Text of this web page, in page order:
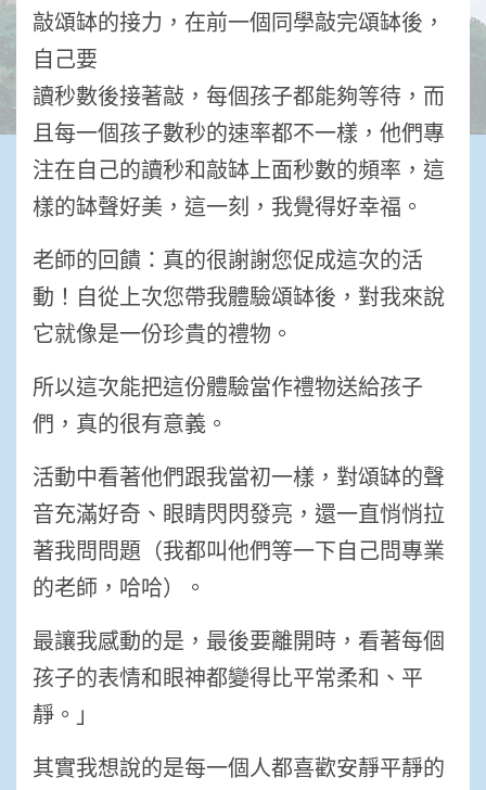
敲頌缽的接力，在前一個同學敲完頌缽後，
自己要
讀秒數後接著敲，每個孩子都能夠等待，而
且每一個孩子數秒的速率都不一樣，他們專
注在自己的讀秒和敲缽上面秒數的頻率，這
樣的缽聲好美，這一刻，我覺得好幸福。
老師的回饋：真的很謝謝您促成這次的活
動！自從上次您帶我體驗頌缽後，對我來說
它就像是一份珍貴的禮物。
所以這次能把這份體驗當作禮物送給孩子
們，真的很有意義。
活動中看著他們跟我當初一樣，對頌缽的聲
音充滿好奇、眼睛閃閃發亮，還一直悄悄拉
著我問問題（我都叫他們等一下自己問專業
的老師，哈哈）。
最讓我感動的是，最後要離開時，看著每個
孩子的表情和眼神都變得比平常柔和、平
靜。」
其實我想說的是每一個人都喜歡安靜平靜的